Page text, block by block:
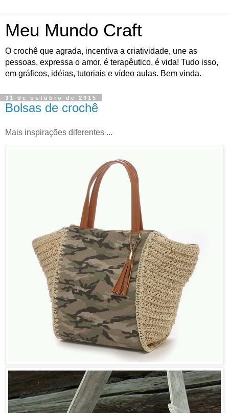
Meu Mundo Craft
O crochê que agrada, incentiva a criatividade, une as
pessoas, expressa o amor, é terapêutico, é vida! Tudo isso,
em gráficos, idéias, tutoriais e vídeo aulas. Bem vinda.
31 de outubro de 2015
Bolsas de crochê
Mais inspirações diferentes ...